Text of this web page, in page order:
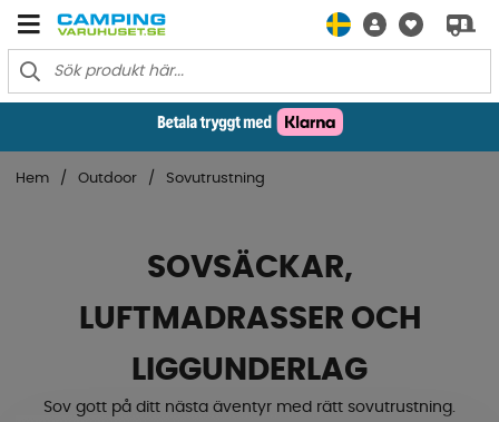
Hem Outdoor Sovutrustning
SOVSÄCKAR,
LUFTMADRASSER OCH
LIGGUNDERLAG
Sov gott på ditt nästa äventyr med rätt sovutrustning.